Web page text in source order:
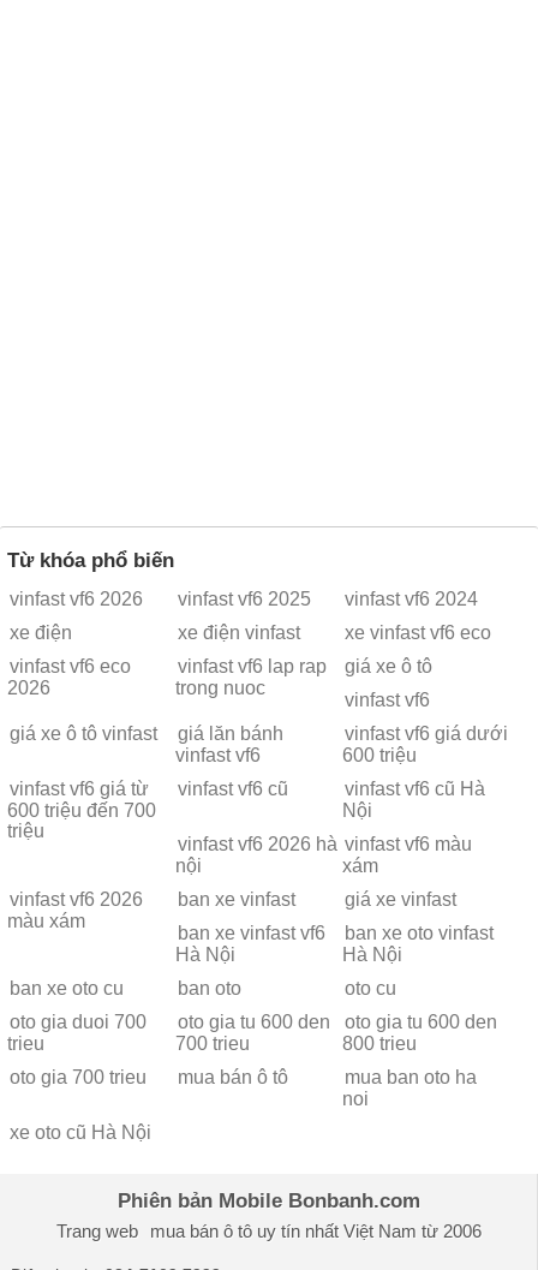
Từ khóa phổ biến
vinfast vf6 2026 vinfast vf6 2025
vinfast vf6 2024
xe điện
xe điện vinfast
xe vinfast vf6 eco
vinfast vf6 eco
2026
vinfast vf6 lap rap
trong nuoc
giá xe ô tô
vinfast vf6
giá xe ô tô vinfast
giá lăn bánh
vinfast vf6
vinfast vf6 giá dưới
600 triệu
vinfast vf6 giá từ
600 triệu đến 700
triệu
vinfast vf6 cũ
vinfast vf6 cũ Hà
Nội
vinfast vf6 2026 hà
nội
vinfast vf6 màu
xám
vinfast vf6 2026
màu xám
ban xe vinfast
giá xe vinfast
ban xe vinfast vf6
Hà Nội
ban xe oto vinfast
Hà Nội
ban xe oto cu
ban oto
oto cu
oto gia duoi 700
trieu
oto gia tu 600 den
700 trieu
oto gia tu 600 den
800 trieu
oto gia 700 trieu
mua bán ô tô
mua ban oto ha
noi
xe oto cũ Hà Nội
Phiên bản Mobile Bonbanh.com
Trang web mua bán ô tôuy tín nhất Việt Nam từ 2006